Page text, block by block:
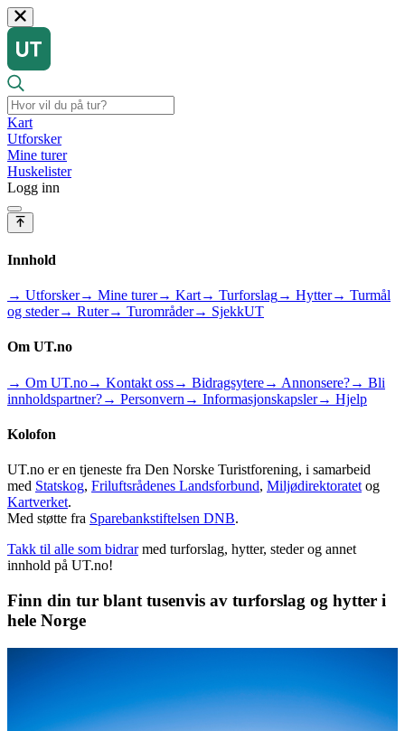
Kart
Utforsker
Mine turer
Huskelister
Logg inn
Innhold
→ Utforsker→ Mine turer→ Kart→ Turforslag→ Hytter→ Turmål
og steder→ Ruter→ Turområder→ SjekkUT
Om UT.no
→ Om UT.no→ Kontakt oss→ Bidragsytere→ Annonsere?→ Bli
innholdspartner?→ Personvern → Informasjonskapsler→ Hjelp
Kolofon
UT.no er en tjeneste fra Den Norske Turistforening, i samarbeid
med Statskog, Friluftsrådenes Landsforbund, Miljødirektoratet og
Kartverket.
Med støtte fra Sparebankstiftelsen DNB.
Takk til alle som bidrar med turforslag, hytter, steder og annet
innhold på UT.no!
Finn din tur blant tusenvis av turforslag og hytter i
hele Norge